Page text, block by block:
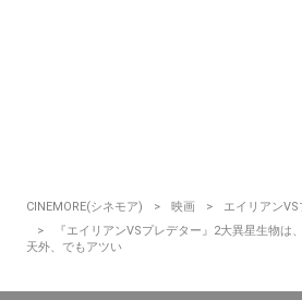
CINEMORE(シネモア) 映画
エイリアン
『エイリアンVSプレデター』2大異星生物
天外、でもアツい